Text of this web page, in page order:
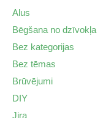
Alus
Bēgšana no dzīvokļa
Bez kategorijas
Bez tēmas
Brūvējumi
DIY
Jira